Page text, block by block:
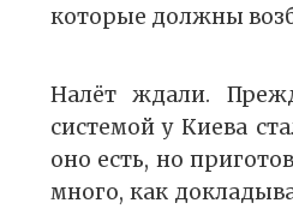
которые должны
Налёт ждали.
системой у Киева
оно есть, но
много, как